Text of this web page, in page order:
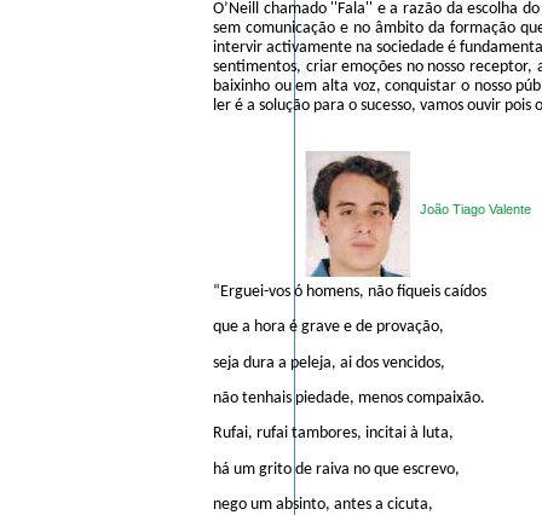
O’Neill chamado ''Fala'' e a razão da escolha
sem comunicação e no âmbito da formação
intervir activamente na sociedade é
sentimentos, criar emoções no nosso
baixinho ou em alta voz, conquistar o nosso
ler é a solução para o sucesso, vamos ouvir pois
João Tiago Valente
“Erguei-vos ó homens, não fiqueis caídos
que a hora é grave e de provação,
seja dura a peleja, ai dos vencidos,
não tenhais piedade, menos compaixão.
Rufai, rufai tambores, incitai à luta,
há um grito de raiva no que escrevo,
nego um absinto, antes a cicuta,